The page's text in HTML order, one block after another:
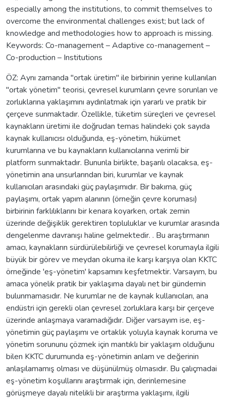
especially among the institutions, to commit themselves to
overcome the environmental challenges exist; but lack of
knowledge and methodologies how to approach is missing.
Keywords: Co-management – Adaptive co-management –
Co-production – Institutions
ÖZ: Aynı zamanda "ortak üretim" ile birbirinin yerine kullanılan
"ortak yönetim" teorisi, çevresel kurumların çevre sorunları ve
zorluklarına yaklaşımını aydınlatmak için yararlı ve pratik bir
çerçeve sunmaktadır. Özellikle, tüketim süreçleri ve çevresel
kaynakların üretimi ile doğrudan temas halindeki çok sayıda
kaynak kullanıcısı olduğunda, eş-yönetim, hükümet
kurumlarına ve bu kaynakların kullanıcılarına verimli bir
platform sunmaktadır. Bununla birlikte, başarılı olacaksa, eş-
yönetimin ana unsurlarından biri, kurumlar ve kaynak
kullanıcıları arasındaki güç paylaşımıdır. Bir bakıma, güç
paylaşımı, ortak yapım alanının (örneğin çevre koruması)
birbirinin farklılıklarını bir kenara koyarken, ortak zemin
üzerinde değişiklik gerektiren topluluklar ve kurumlar arasında
dengelenme davranışı haline gelmektedir. . Bu araştırmanın
amacı, kaynakların sürdürülebilirliği ve çevresel korumayla ilgili
büyük bir görev ve meydan okuma ile karşı karşıya olan KKTC
örneğinde 'eş-yönetim' kapsamını keşfetmektir. Varsayım, bu
amaca yönelik pratik bir yaklaşıma dayalı net bir gündemin
bulunmamasıdır. Ne kurumlar ne de kaynak kullanıcıları, ana
endüstri için gerekli olan çevresel zorluklara karşı bir çerçeve
üzerinde anlaşmaya varamadığıdır. Diğer varsayım ise, eş-
yönetimin güç paylaşımı ve ortaklık yoluyla kaynak koruma ve
yönetim sorununu çözmek için mantıklı bir yaklaşım olduğunu
bilen KKTC durumunda eş-yönetimin anlam ve değerinin
anlaşılamamış olması ve düşünülmüş olmasıdır. Bu çalıçmadai
eş-yönetim koşullarını araştırmak için, derinlemesine
görüşmeye dayalı nitelikli bir araştırma yaklaşımı, ilgili